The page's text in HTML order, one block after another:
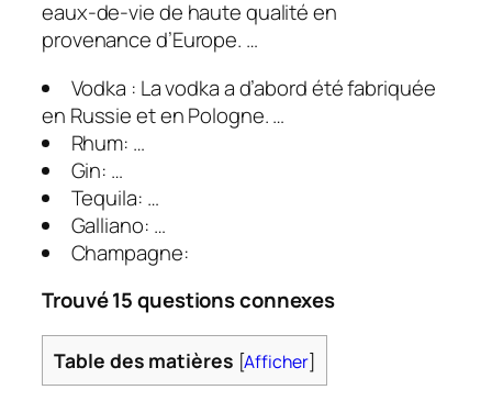
eaux-de-vie de haute qualité en
provenance d’Europe. …
Vodka : La vodka a d’abord été fabriquée
en Russie et en Pologne. …
Rhum: …
Gin: …
Tequila: …
Galliano: …
Champagne:
Trouvé 15 questions connexes
Table des matières [Afficher]